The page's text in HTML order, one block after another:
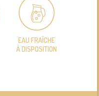
EAU FRAÎCHE
À DISPOSITION